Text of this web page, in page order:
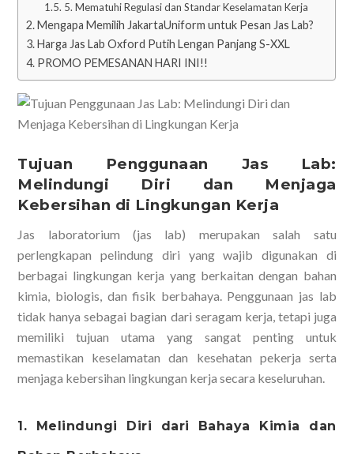
5. Mematuhi Regulasi dan Standar Keselamatan Kerja
Mengapa Memilih JakartaUniform untuk Pesan Jas Lab?
Harga Jas Lab Oxford Putih Lengan Panjang S-XXL
PROMO PEMESANAN HARI INI!!
Tujuan Penggunaan Jas Lab:
Melindungi Diri dan Menjaga
Kebersihan di Lingkungan Kerja
Jas laboratorium (jas lab) merupakan salah satu
perlengkapan pelindung diri yang wajib digunakan di
berbagai lingkungan kerja yang berkaitan dengan bahan
kimia, biologis, dan fisik berbahaya. Penggunaan jas lab
tidak hanya sebagai bagian dari seragam kerja, tetapi juga
memiliki tujuan utama yang sangat penting untuk
memastikan keselamatan dan kesehatan pekerja serta
menjaga kebersihan lingkungan kerja secara keseluruhan.
1. Melindungi Diri dari Bahaya Kimia dan